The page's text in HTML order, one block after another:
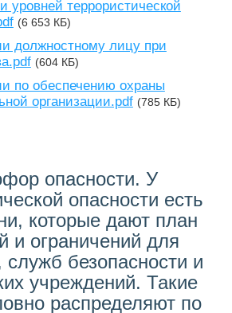
уровней террористической
(6 653 КБ)
должностному лицу при
(604 КБ)
по обеспечению охраны
организации.pdf (785 КБ)
опасности. У
опасности есть
которые дают план
и ограничений для
служб безопасности и
учреждений. Такие
распределяют по